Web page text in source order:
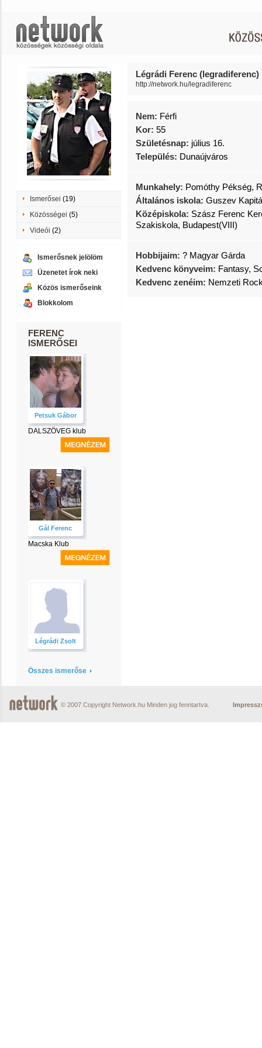
Ismerősei (19)
Közösségei (5)
Videói (2)
Ismerősnek jelölöm
Üzenetet írok neki
Közös ismerőseink
Blokkolom
FERENC
ISMERŐSEI
Petsuk Gábor
DALSZÖVEG klub
Gál Ferenc
Macska Klub
Légrádi Zsolt
Összes ismerőse
Légrádi Ferenc (legradiferenc)
http://network.hu/legradiferenc
Nem: Férfi
Kor: 55
Születésnap: július 16.
Település: Dunaújváros
Munkahely: Pomóthy Pékség,
Általános iskola: Guszev
Középiskola: Szász Ferenc
Szakiskola, Budapest(VIII)
Hobbijaim: ? Magyar Gárda
Kedvenc könyveim: Fantasy,
Kedvenc zenéim: Nemzeti
© 2007 Copyright Network.hu Minden jog fenntartva.